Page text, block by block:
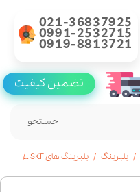
021-36837925
0991-2532715
0919-8813721
جستجو
تضمین کیفیت
بلبرینگ بلبرینگ های SKF